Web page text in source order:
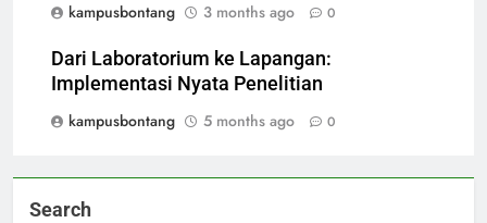
kampusbontang
3 months ago 0
Dari Laboratorium ke Lapangan:
Implementasi Nyata Penelitian
kampusbontang
5 months ago 0
Search